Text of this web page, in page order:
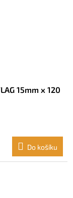
15mm x 120
Do košíku